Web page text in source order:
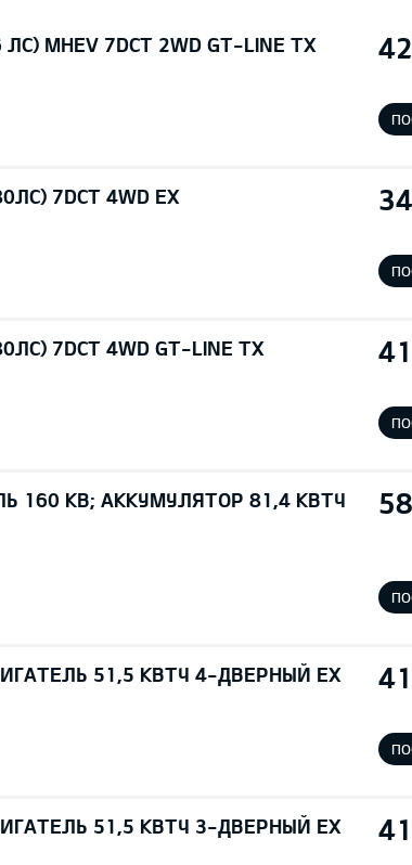
ЛС) MHEV 7DCT 2WD GT-LINE TX
7DCT 4WD EX
7DCT 4WD GT-LINE TX
160 КВ; AККУМУЛЯТОР 81,4 КВТЧ
51,5 КВТЧ 4-ДВЕРНЫЙ EX
51,5 КВТЧ 3-ДВЕРНЫЙ EX